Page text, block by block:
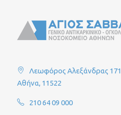
Λεωφόρος Αλεξάνδρας 171
Αθήνα, 11522
210 64 09 000